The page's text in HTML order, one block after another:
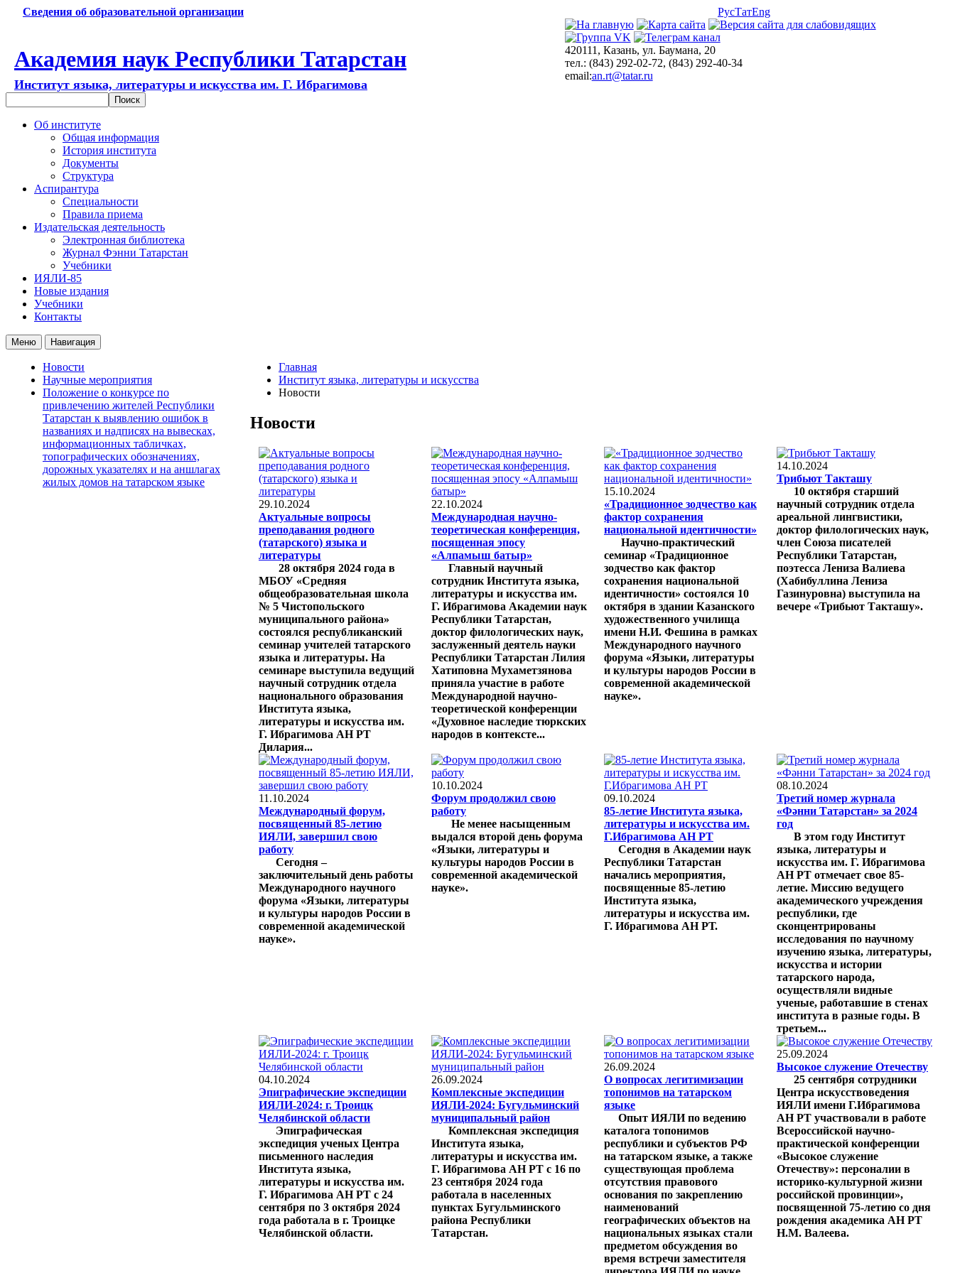
Сведения об образовательной организации РусТатEng
Академия наук Республики Татарстан
Институт языка, литературы и искусства им. Г. Ибрагимова
420111, Казань, ул. Баумана, 20
тел.: (843) 292-02-72, (843) 292-40-34
email:an.rt@tatar.ru
Об институте
Общая информация
История института
Документы
Структура
Аспирантура
Специальности
Правила приема
Издательская деятельность
Электронная библиотека
Журнал Фэнни Татарстан
Учебники
ИЯЛИ-85
Новые издания
Учебники
Контакты
Меню Навигация
Новости
Научные мероприятия
Положение о конкурсе по
привлечению жителей Республики
Татарстан к выявлению ошибок в
названиях и надписях на вывесках,
информационных табличках,
топографических обозначениях,
дорожных указателях и на аншлагах
жилых домов на татарском языке
Главная
Институт языка, литературы и искусства
Новости
Новости
29.10.2024
Актуальные вопросы
преподавания родного
(татарского) языка и
литературы
28 октября 2024 года в
МБОУ «Средняя
общеобразовательная школа
№ 5 Чистопольского
муниципального района»
состоялся республиканский
семинар учителей татарского
языка и литературы. На
семинаре выступила ведущий
научный сотрудник отдела
национального образования
Института языка,
литературы и искусства им.
Г. Ибрагимова АН РТ
Дилария...
22.10.2024
Международная научно-
теоретическая конференция,
посященная эпосу
«Алпамыш батыр»
Главный научный
сотрудник Института языка,
литературы и искусства им.
Г. Ибрагимова Академии наук
Республики Татарстан,
доктор филологических наук,
заслуженный деятель науки
Республики Татарстан Лилия
Хатиповна Мухаметзянова
приняла участие в работе
Международной научно-
теоретической конференции
«Духовное наследие тюркских
народов в контексте...
15.10.2024
«Традиционное зодчество как
фактор сохранения
национальной идентичности»
Научно-практический
семинар «Традиционное
зодчество как фактор
сохранения национальной
идентичности» состоялся 10
октября в здании Казанского
художественного училища
имени Н.И. Фешина в рамках
Международного научного
форума «Языки, литературы
и культуры народов России в
современной академической
науке».
14.10.2024
Трибьют Такташу
10 октября старший
научный сотрудник отдела
ареальной лингвистики,
доктор филологических наук,
член Союза писателей
Республики Татарстан,
поэтесса Лениза Валиева
(Хабибуллина Лениза
Газинуровна) выступила на
вечере «Трибьют Такташу».
11.10.2024
Международный форум,
посвященный 85-летию
ИЯЛИ, завершил свою
работу
Сегодня –
заключительный день работы
Международного научного
форума «Языки, литературы
и культуры народов России в
современной академической
науке».
10.10.2024
Форум продолжил свою
работу
Не менее насыщенным
выдался второй день форума
«Языки, литературы и
культуры народов России в
современной академической
науке».
09.10.2024
85-летие Института языка,
литературы и искусства им.
Г.Ибрагимова АН РТ
Сегодня в Академии наук
Республики Татарстан
начались мероприятия,
посвященные 85-летию
Института языка,
литературы и искусства им.
Г. Ибрагимова АН РТ.
08.10.2024
Третий номер журнала
«Фәнни Татарстан» за 2024
год
В этом году Институт
языка, литературы и
искусства им. Г. Ибрагимова
АН РТ отмечает свое 85-
летие. Миссию ведущего
академического учреждения
республики, где
сконцентрированы
исследования по научному
изучению языка, литературы,
искусства и истории
татарского народа,
осуществляли видные
ученые, работавшие в стенах
института в разные годы. В
третьем...
04.10.2024
Эпиграфические экспедиции
ИЯЛИ-2024: г. Троицк
Челябинской области
Эпиграфическая
экспедиция ученых Центра
письменного наследия
Института языка,
литературы и искусства им.
Г. Ибрагимова АН РТ с 24
сентября по 3 октября 2024
года работала в г. Троицке
Челябинской области.
26.09.2024
Комплексные экспедиции
ИЯЛИ-2024: Бугульминский
муниципальный район
Комплексная экспедиция
Института языка,
литературы и искусства им.
Г. Ибрагимова АН РТ с 16 по
23 сентября 2024 года
работала в населенных
пунктах Бугульминского
района Республики
Татарстан.
26.09.2024
О вопросах легитимизации
топонимов на татарском
языке
Опыт ИЯЛИ по ведению
каталога топонимов
республики и субъектов РФ
на татарском языке, а также
существующая проблема
отсутствия правового
основания по закреплению
наименований
географических объектов на
национальных языках стали
предметом обсуждения во
время встречи заместителя
25.09.2024
Высокое служение Отечеству
25 сентября сотрудники
Центра искусствоведения
ИЯЛИ имени Г.Ибрагимова
АН РТ участвовали в работе
Всероссийской научно-
практической конференции
«Высокое служение
Отечеству»: персоналии в
историко-культурной жизни
российской провинции»,
посвященной 75-летию со дня
рождения академика АН РТ
Н.М. Валеева.